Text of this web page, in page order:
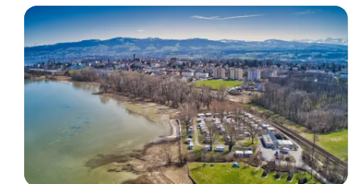
using
the
following
tags